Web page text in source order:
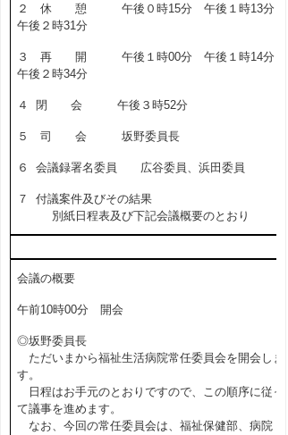
２ 休 憩 午後０時15分 午後１時13分
午後２時31分
３ 再 開 午後１時00分 午後１時14分
午後２時34分
４ 閉 会 午後３時52分
５ 司 会 坂野委員長
６ 会議録署名委員 広谷委員、浜田委員
７ 付議案件及びその結果
別紙日程表及び下記会議概要のとおり
会議の概要
午前10時00分 開会
◎坂野委員長
ただいまから福祉生活病院常任委員会を開会しま
す。
日程はお手元のとおりですので、この順序に従っ
て議事を進めます。
なお、今回の常任委員会は、福祉保健部、病院